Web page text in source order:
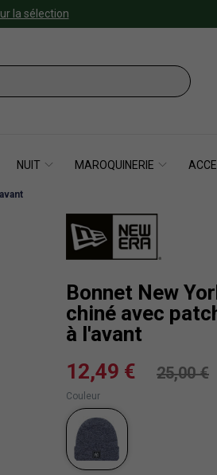
la sélection
NUIT MAROQUINERIE
Bonnet New
chiné avec
à l'avant
12,49 €
25,00 €
Couleur